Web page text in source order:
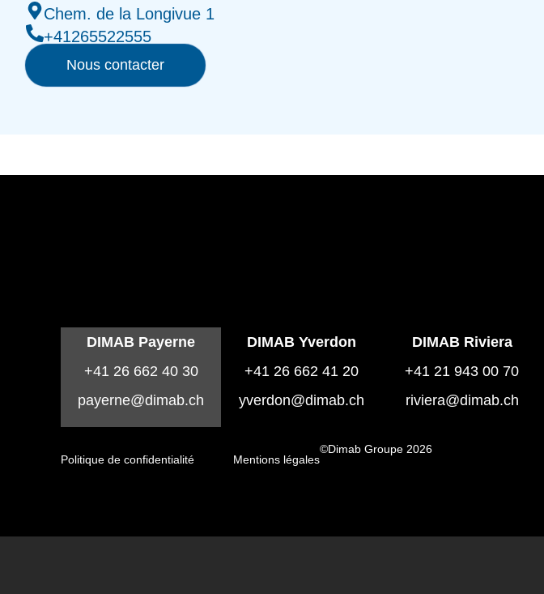
Chem. de la Longivue 1
+41265522555
Nous contacter
DIMAB Payerne
+41 26 662 40 30
payerne@dimab.ch
DIMAB Yverdon
+41 26 662 41 20
yverdon@dimab.ch
DIMAB Riviera
+41 21 943 00 70
riviera@dimab.ch
Politique de confidentialité Mentions légales
©Dimab Groupe 2026